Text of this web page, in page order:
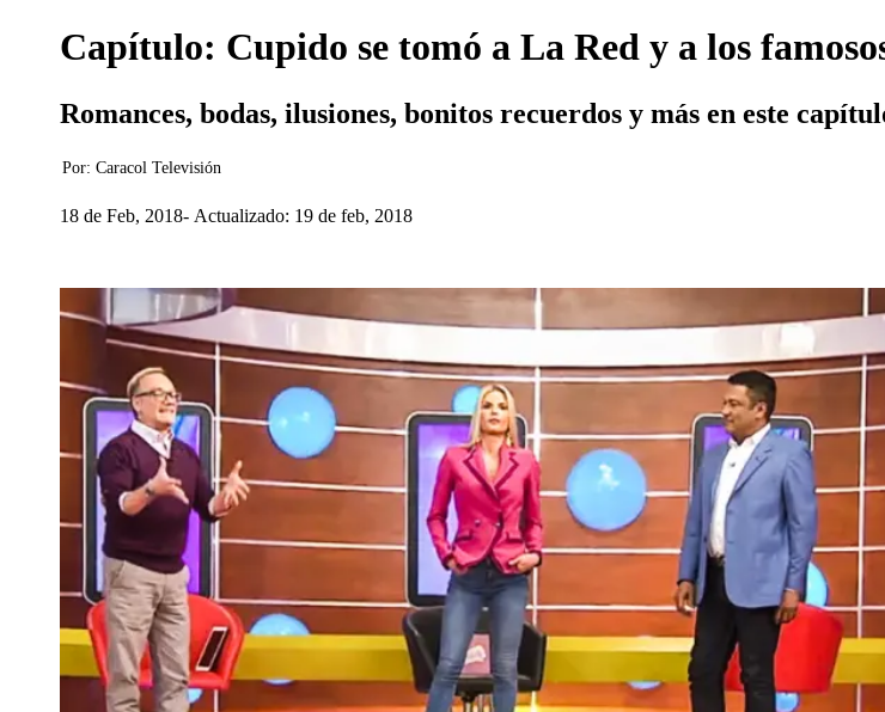
Capítulo: Cupido se tomó a La Red y a los
Romances, bodas, ilusiones, bonitos recuerdos y más en este
Por: Caracol Televisión
18 de Feb, 2018 Actualizado: 19 de feb, 2018